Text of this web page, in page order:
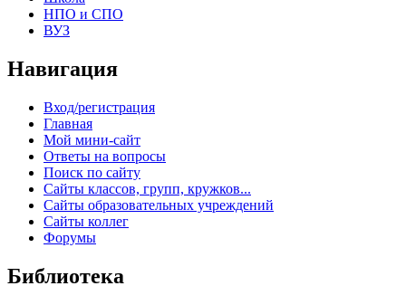
НПО и СПО
ВУЗ
Навигация
Вход/регистрация
Главная
Мой мини-сайт
Ответы на вопросы
Поиск по сайту
Сайты классов, групп, кружков...
Сайты образовательных учреждений
Сайты коллег
Форумы
Библиотека